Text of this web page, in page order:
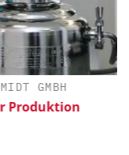
GMBH
Produktion